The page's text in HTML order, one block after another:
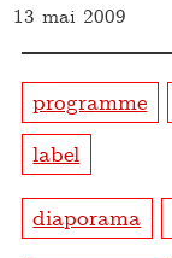
13 mai 2009
programme
label
diaporama